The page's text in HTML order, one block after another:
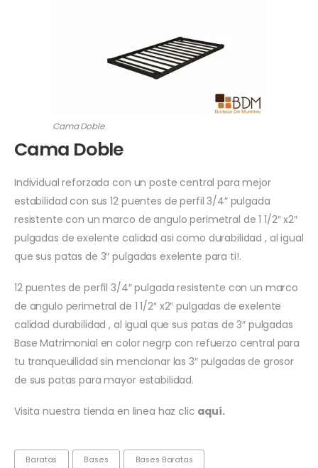
Cama Doble
Cama Doble
Individual reforzada con un poste central para mejor
estabilidad con sus 12 puentes de perfil 3/4″ pulgada
resistente con un marco de angulo perimetral de 1 1/2″ x2″
pulgadas de exelente calidad asi como durabilidad , al igual
que sus patas de 3″ pulgadas exelente para ti!.
12 puentes de perfil 3/4″ pulgada resistente con un marco
de angulo perimetral de 1 1/2″ x2″ pulgadas de exelente
calidad durabilidad , al igual que sus patas de 3″ pulgadas
Base Matrimonial en color negrp con refuerzo central para
tu tranqueuilidad sin mencionar las 3″ pulgadas de grosor
de sus patas para mayor estabilidad.
Visita nuestra tienda en linea haz clic aquí.
Baratas Bases Bases Baratas